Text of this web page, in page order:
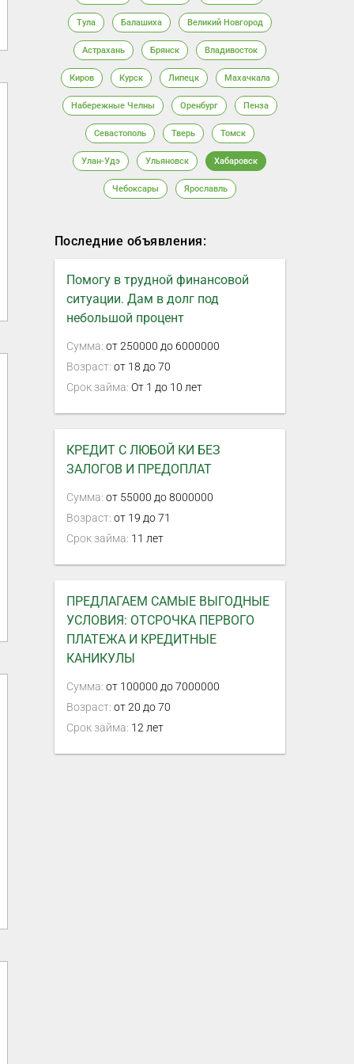
Тула Балашиха Великий Новгород
Астрахань Брянск Владивосток
Киров Курск Липецк Махачкала
Набережные Челны Оренбург Пенза
Севастополь Тверь Томск
Улан-Удэ Ульяновск Хабаровск
Чебоксары Ярославль
Последние объявления:
Помогу в трудной финансовой
ситуации. Дам в долг под
небольшой процент
Сумма: от 250000 до 6000000
Возраст: от 18 до 70
Срок займа: От 1 до 10 лет
КРЕДИТ С ЛЮБОЙ КИ БЕЗ
ЗАЛОГОВ И ПРЕДОПЛАТ
Сумма: от 55000 до 8000000
Возраст: от 19 до 71
Срок займа: 11 лет
ПРЕДЛАГАЕМ САМЫЕ ВЫГОДНЫЕ
УСЛОВИЯ: ОТСРОЧКА ПЕРВОГО
ПЛАТЕЖА И КРЕДИТНЫЕ
КАНИКУЛЫ
Сумма: от 100000 до 7000000
Возраст: от 20 до 70
Срок займа: 12 лет